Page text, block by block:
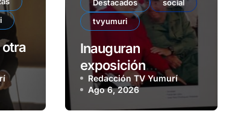
otra
Destacados
social
tvyumuri
Inauguran
exposición
colectiva Junto a
Fidel
Redacción TV Yumurí
Ago 6, 2026